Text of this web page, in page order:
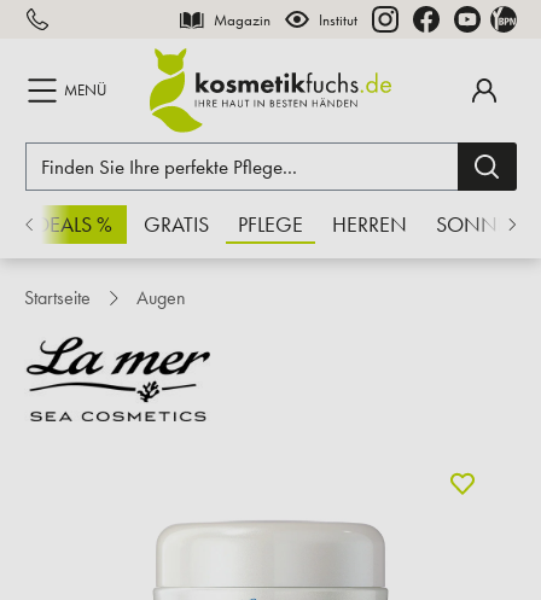
springen Magazin Institut
MENÜ
% GRATIS PFLEGE HERREN SONNE
Startseite Augen